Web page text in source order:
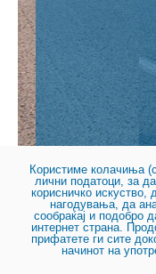
©
Користиме колачиња
лични податоци, за
корисничко
нагодувања, да
сообраќај и подобро
интернет страна.
прифатете ги сите
начинот на